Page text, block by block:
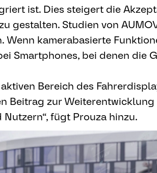
ist. Dies steigert die
Studien von
kamerabasierte
Smartphones, bei denen die
Bereich des
Beitrag zur
fügt Prouza hinzu.